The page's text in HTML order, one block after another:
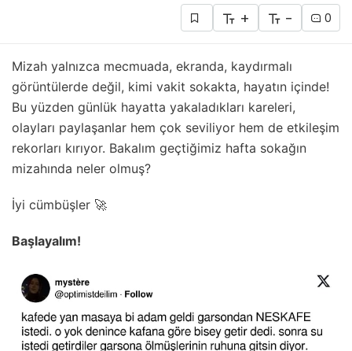
+ - 0
Mizah yalnızca mecmuada, ekranda, kaydırmalı
görüntülerde değil, kimi vakit sokakta, hayatın içinde!
Bu yüzden günlük hayatta yakaladıkları kareleri,
olayları paylaşanlar hem çok seviliyor hem de etkileşim
rekorları kırıyor. Bakalım geçtiğimiz hafta sokağın
mizahında neler olmuş?
İyi cümbüşler 🚀
Başlayalım!